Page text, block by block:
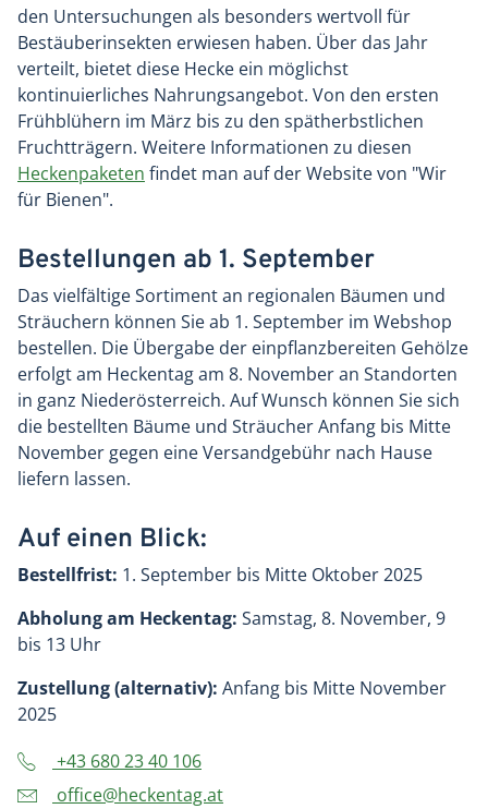
den Untersuchungen als besonders wertvoll für
Bestäuberinsekten erwiesen haben. Über das Jahr
verteilt, bietet diese Hecke ein möglichst
kontinuierliches Nahrungsangebot. Von den ersten
Frühblühern im März bis zu den spätherbstlichen
Fruchtträgern. Weitere Informationen zu diesen
Heckenpaketen findet man auf der Website von "Wir
für Bienen".
Bestellungen ab 1. September
Das vielfältige Sortiment an regionalen Bäumen und
Sträuchern können Sie ab 1. September im Webshop
bestellen. Die Übergabe der einpflanzbereiten Gehölze
erfolgt am Heckentag am 8. November an Standorten
in ganz Niederösterreich. Auf Wunsch können Sie sich
die bestellten Bäume und Sträucher Anfang bis Mitte
November gegen eine Versandgebühr nach Hause
liefern lassen.
Auf einen Blick:
Bestellfrist: 1. September bis Mitte Oktober 2025
Abholung am Heckentag: Samstag, 8. November, 9
bis 13 Uhr
Zustellung (alternativ): Anfang bis Mitte November
2025
+43 680 23 40 106
office@heckentag.at